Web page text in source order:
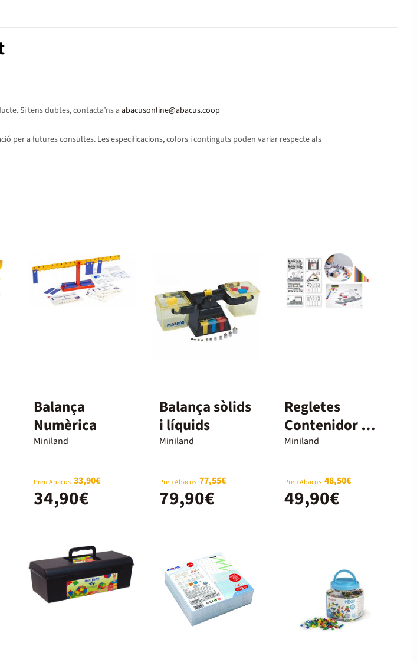
Si tens dubtes, contacta’ns a abacusonline@abacus.coop
per a futures consultes. Les especificacions, colors i continguts poden variar respecte als
Balança
Numèrica
Miniland
Preu Abacus 33,90€
34,90€
Balança sòlids
i líquids
Miniland
Preu Abacus 77,55€
79,90€
Regletes
Contenidor de
colors + fitxes
Miniland
Preu Abacus 48,50€
49,90€